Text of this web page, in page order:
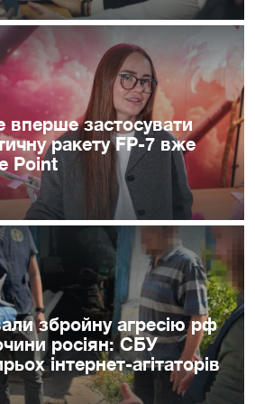
вперше застосувати
ракету FP-7 вже
Point
збройну агресію рф
росіян: СБУ
інтернет-агітаторів